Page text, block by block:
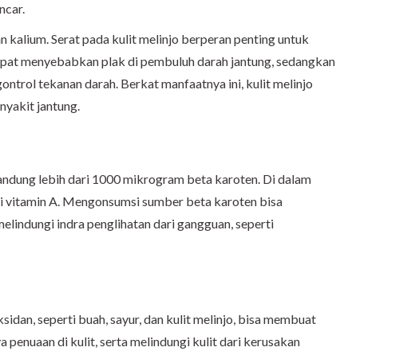
kalium. Serat pada kulit melinjo berperan penting untuk
menyebabkan plak di pembuluh darah jantung, sedangkan
tekanan darah. Berkat manfaatnya ini, kulit melinjo
jantung.
lebih dari 1000 mikrogram beta karoten. Di dalam
vitamin A. Mengonsumsi sumber beta karoten bisa
indra penglihatan dari gangguan, seperti
seperti buah, sayur, dan kulit melinjo, bisa membuat
penuaan di kulit, serta melindungi kulit dari kerusakan